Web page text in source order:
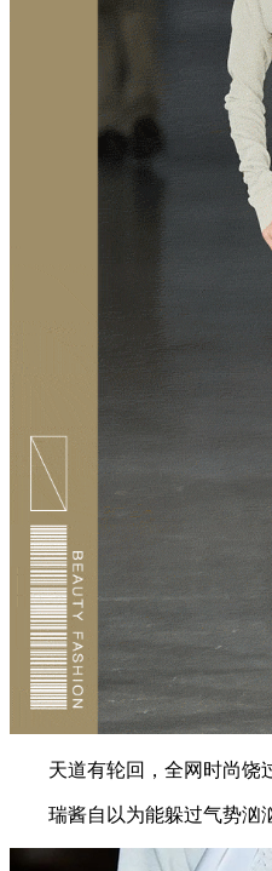
天道有轮回，全网时尚饶
瑞酱自以为能躲过气势汹汹